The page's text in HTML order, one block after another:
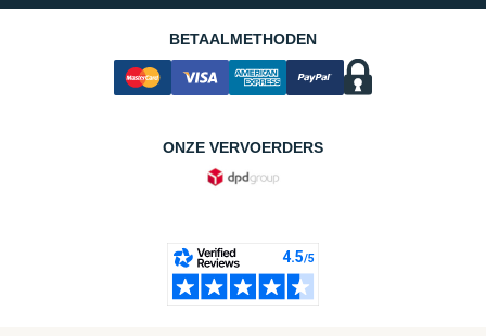
BETAALMETHODEN
ONZE VERVOERDERS